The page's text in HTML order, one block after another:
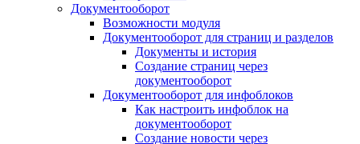
Документооборот
Возможности модуля
Документооборот для страниц и разделов
Документы и история
Создание страниц через
документооборот
Документооборот для инфоблоков
Как настроить инфоблок на
документооборот
Создание новости через